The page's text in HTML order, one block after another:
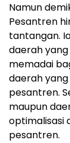
Namun
Pesantren
tantangan.
daerah
memadai
daerah
pesantren.
maupun
optimalisasi
pesantren.